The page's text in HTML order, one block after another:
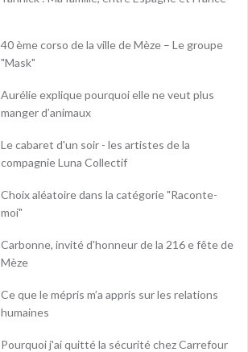
40 ème corso de la ville de Mèze – Le groupe
"Mask"
Aurélie explique pourquoi elle ne veut plus
manger d’animaux
Le cabaret d'un soir - les artistes de la
compagnie Luna Collectif
Choix aléatoire dans la catégorie "Raconte-
moi"
Carbonne, invité d'honneur de la 216 e fête de
Mèze
Ce que le mépris m’a appris sur les relations
humaines
Pourquoi j'ai quitté la sécurité chez Carrefour